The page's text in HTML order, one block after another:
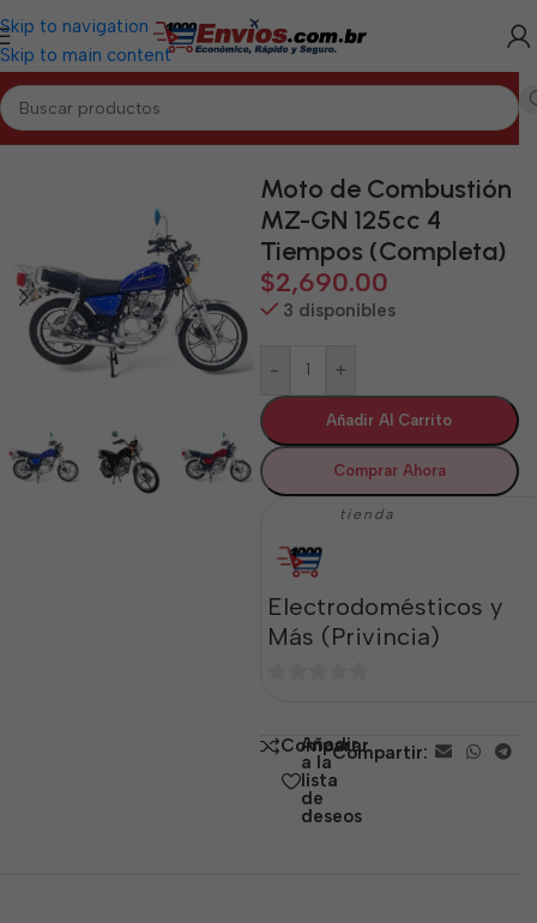
Skip to navigation
Skip to main content
Inicio/PINAR DEL RÍO/Motos de Combustión Pinar del Río
Moto de Combustión
MZ-GN 125cc 4
Tiempos (Completa)
$2,690.00
3 disponibles
- +
Añadir Al Carrito
Comprar Ahora
tienda
Electrodomésticos y
Más (Privincia)
5 Comparar
Añadir
a la
lista
de
deseos
Compartir: